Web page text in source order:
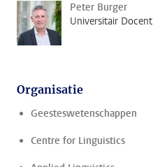
Peter Burger
Universitair Docent
Organisatie
Geesteswetenschappen
Centre for Linguistics